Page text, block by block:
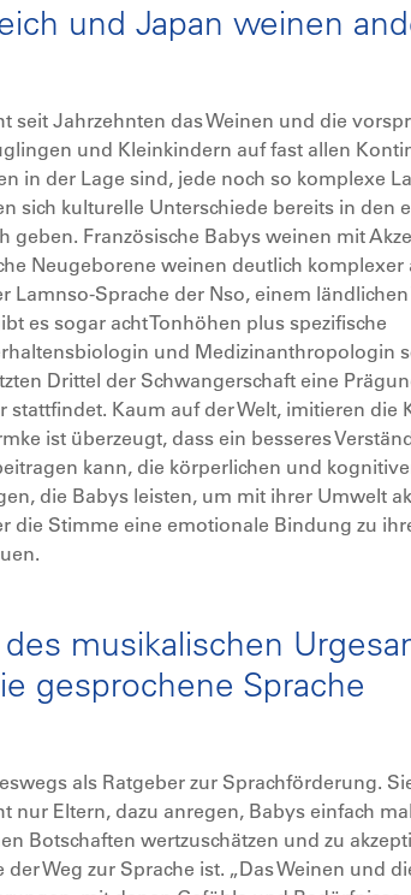
und Japan weinen
seit Jahrzehnten das Weinen und die
und Kleinkindern auf fast allen
in der Lage sind, jede noch so komplexe
sich kulturelle Unterschiede bereits in den
geben. Französische Babys weinen mit
Neugeborene weinen deutlich komplexer
Lamnso-Sprache der Nso, einem ländlichen
es sogar acht Tonhöhen plus spezifische
und Medizinanthropologin
Drittel der Schwangerschaft eine
stattfindet. Kaum auf der Welt, imitieren die
ist überzeugt, dass ein besseres
kann, die körperlichen und
die Babys leisten, um mit ihrer Umwelt
die Stimme eine emotionale Bindung zu
musikalischen
gesprochene Sprache
als Ratgeber zur Sprachförderung.
nur Eltern, dazu anregen, Babys einfach mal
Botschaften wertzuschätzen und zu
Weg zur Sprache ist. „Das Weinen und